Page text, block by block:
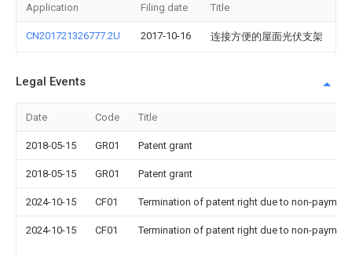
Application Filing date Title
CN201721326777.2U 2017-10-16 连接方便的屋面光伏支架
Legal Events
Date Code Title
2018-05-15 GR01 Patent grant
2018-05-15 GR01 Patent grant
2024-10-15 CF01 Termination of patent right due to non-
2024-10-15 CF01 Termination of patent right due to non-